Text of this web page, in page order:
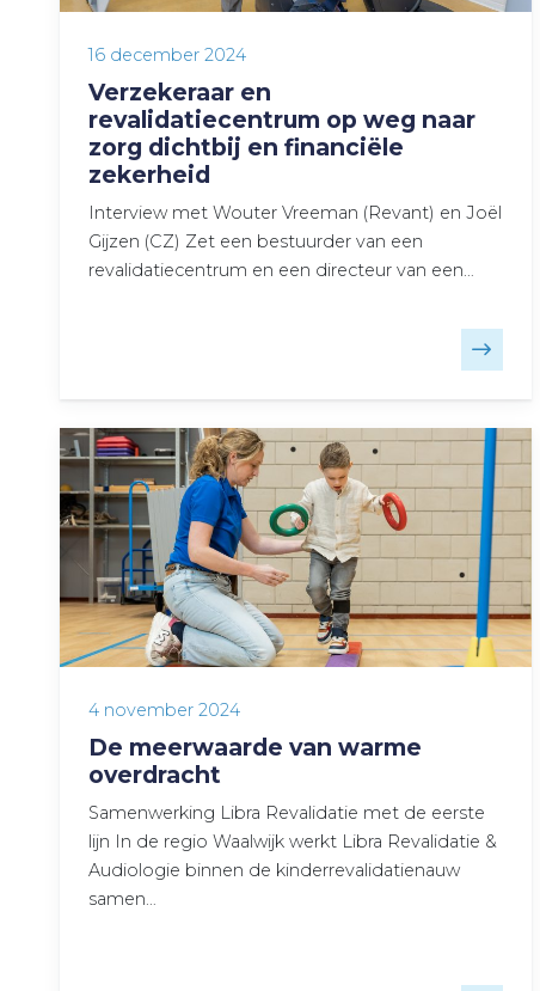
16 december 2024
Verzekeraar en
revalidatiecentrum op weg naar
zorg dichtbij en financiële
zekerheid
Interview met Wouter Vreeman (Revant) en Joël
Gijzen (CZ) Zet een bestuurder van een
revalidatiecentrum en een directeur van een…
4 november 2024
De meerwaarde van warme
overdracht
Samenwerking Libra Revalidatie met de eerste
lijn In de regio Waalwijk werkt Libra Revalidatie &
Audiologie binnen de kinderrevalidatienauw
samen…